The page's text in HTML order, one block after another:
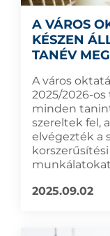
A VÁROS
KÉSZEN
TANÉV
A város
2025/2026-
minden
szereltek fel,
elvégezték a
2025.09.02